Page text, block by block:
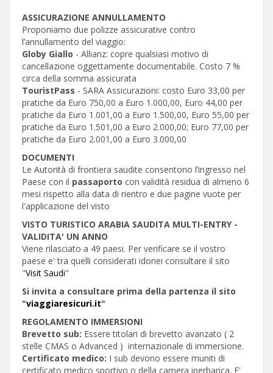
ASSICURAZIONE ANNULLAMENTO
Proponiamo due polizze assicurative contro
l’annullamento del viaggio:
Globy Giallo - Allianz: copre qualsiasi motivo di
cancellazione oggettamente documentabile. Costo 7 %
circa della somma assicurata
TouristPass - SARA Assicurazioni: costo Euro 33,00 per
pratiche da Euro 750,00 a Euro 1.000,00, Euro 44,00 per
pratiche da Euro 1.001,00 a Euro 1.500,00, Euro 55,00 per
pratiche da Euro 1.501,00 a Euro 2.000,00; Euro 77,00 per
pratiche da Euro 2.001,00 a Euro 3.000,00
DOCUMENTI
Le Autorità di frontiera saudite consentono l’ingresso nel
Paese con il passaporto con validità residua di almeno 6
mesi rispetto alla data di rientro e due pagine vuote per
l'applicazione del visto
VISTO TURISTICO ARABIA SAUDITA MULTI-ENTRY -
VALIDITA' UN ANNO
Viene rilasciato a 49 paesi. Per verificare se il vostro
paese e' tra quelli considerati idonei consultare il sito
"Visit Saudi"
Si invita a consultare prima della partenza il sito
"viaggiaresicuri.it"
REGOLAMENTO IMMERSIONI
Brevetto sub: Essere titolari di brevetto avanzato ( 2
stelle CMAS o Advanced ) internazionale di immersione.
Certificato medico: I sub devono essere muniti di
certificato medico sportivo o della camera iperbarica. E'